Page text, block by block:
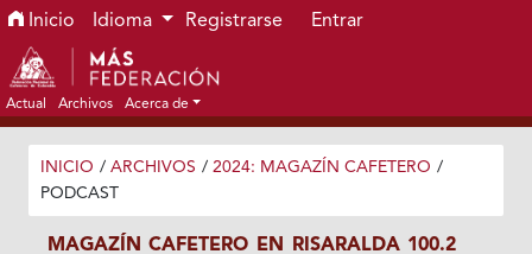
Ir al menú de navegación principal
Ir al contenido principal
Ir al pie de página del sitio
Inicio Idioma Registrarse Entrar
Actual Archivos Acerca de
INICIO / ARCHIVOS / 2024: MAGAZÍN CAFETERO /
PODCAST
MAGAZÍN CAFETERO EN RISARALDA 100.2